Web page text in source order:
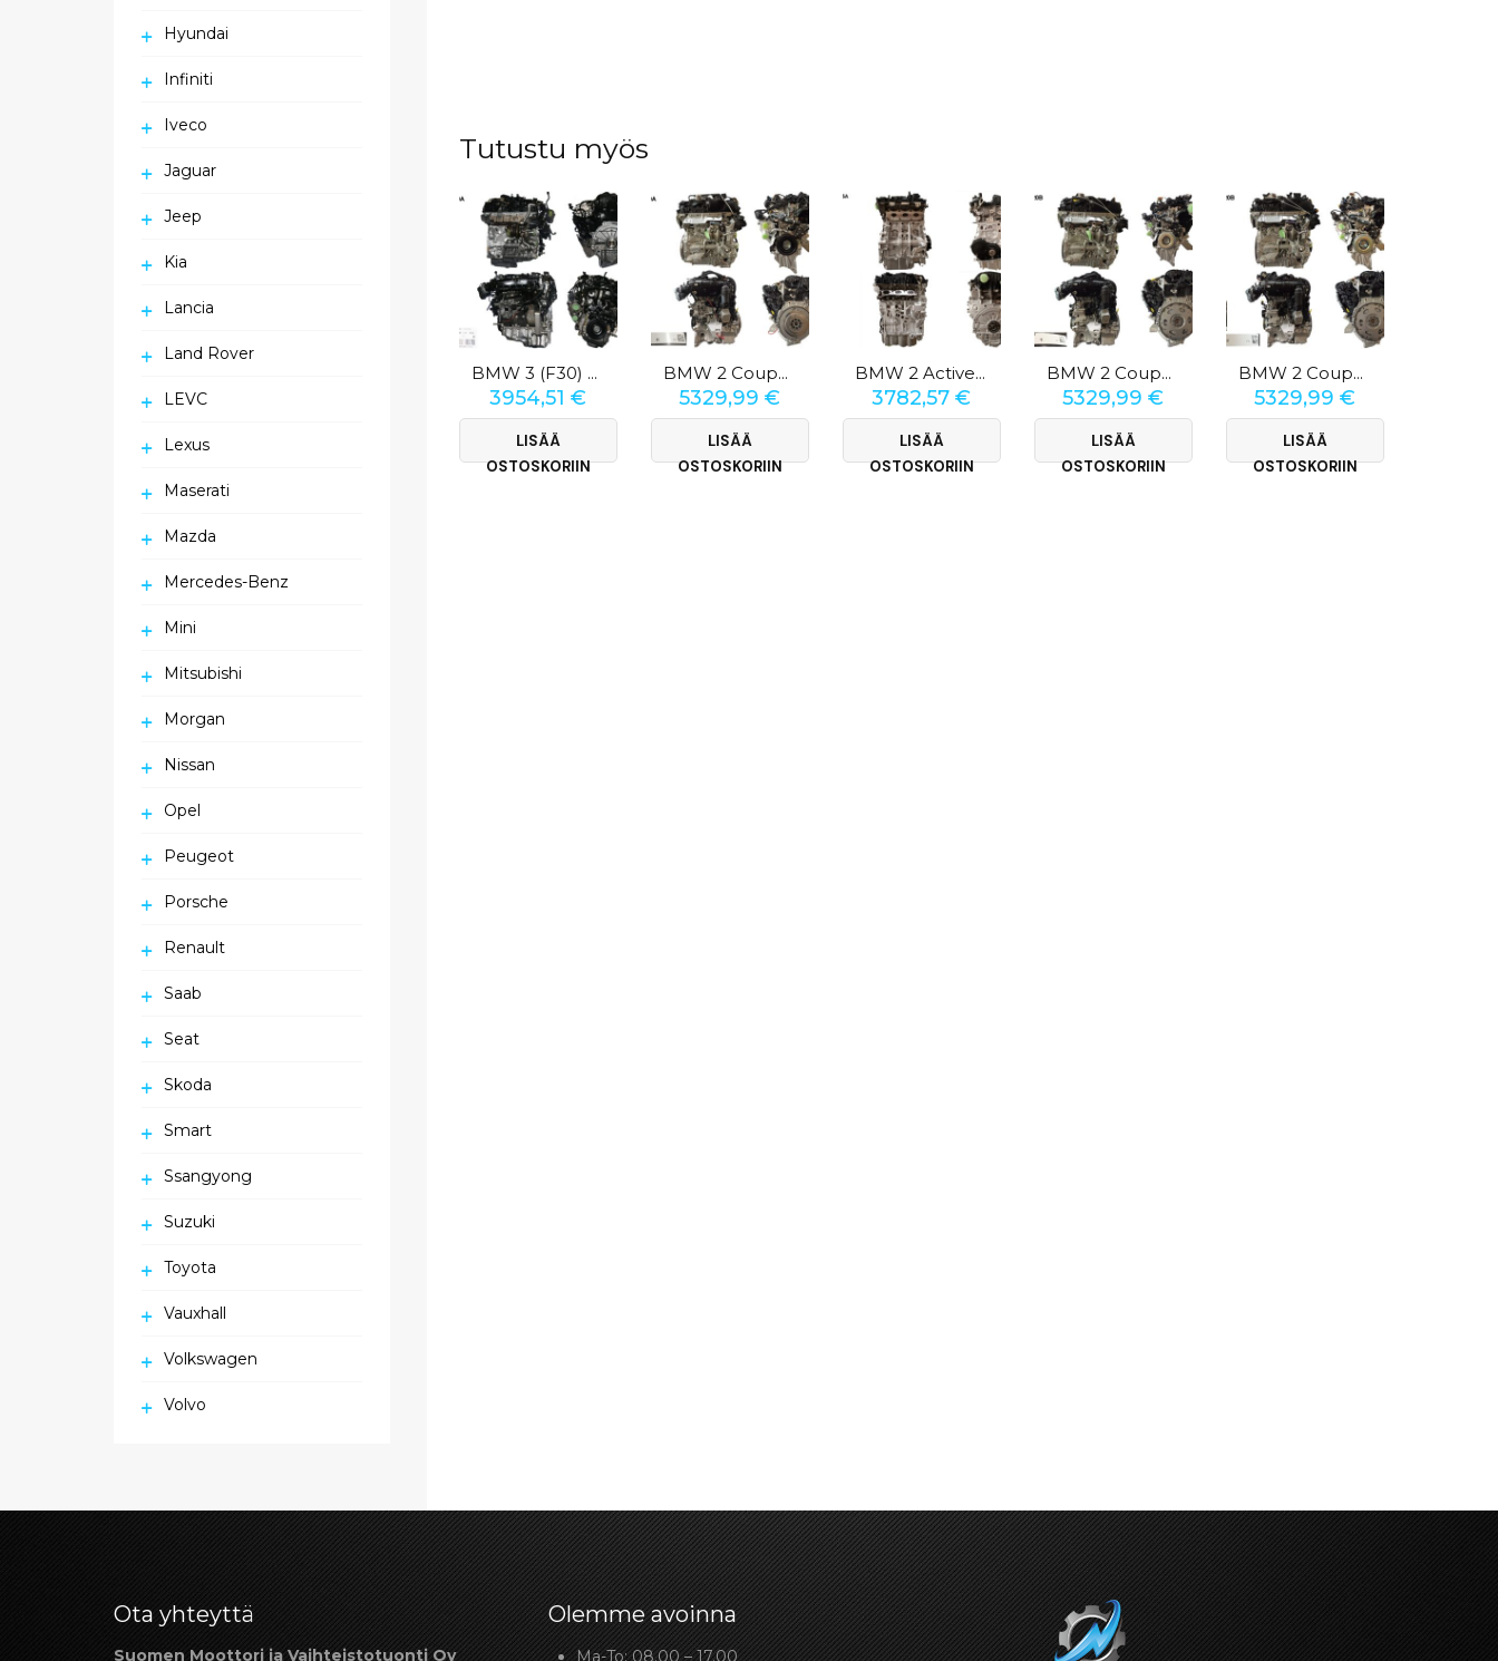
Tutustu myös
BMW 3 (F30) 330 E
3954,51€
LISÄÄ
OSTOSKORIIN
BMW 2 Coupé (G42) 218i
5329,99€
LISÄÄ
OSTOSKORIIN
BMW 2 Active Tourer (F45) 225xe
3782,57€
LISÄÄ
OSTOSKORIIN
BMW 2 Coupé (G87) 230i
5329,99€
LISÄÄ
OSTOSKORIIN
BMW 2 Coupé (G42) 230i
5329,99€
LISÄÄ
OSTOSKORIIN
Hyundai
Infiniti
Iveco
Jaguar
Jeep
Kia
Lancia
Land Rover
LEVC
Lexus
Maserati
Mazda
Mercedes-Benz
Mini
Mitsubishi
Morgan
Nissan
Opel
Peugeot
Porsche
Renault
Saab
Seat
Skoda
Smart
Ssangyong
Suzuki
Toyota
Vauxhall
Volkswagen
Volvo
Ota yhteyttä
Suomen Moottori ja Vaihteistotuonti Oy
Olemme avoinna
Ma-To: 08.00 – 17.00